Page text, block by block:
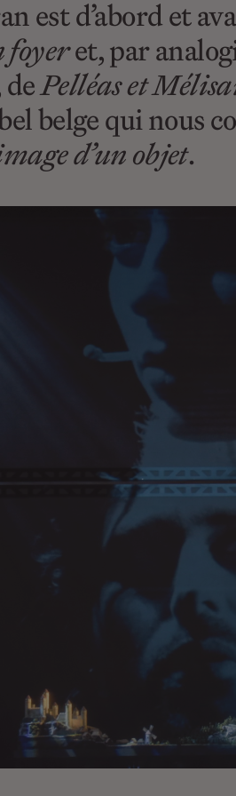
est d’abord et
foyeret, par
dePelléas et
belge qui nous
d’un objet.